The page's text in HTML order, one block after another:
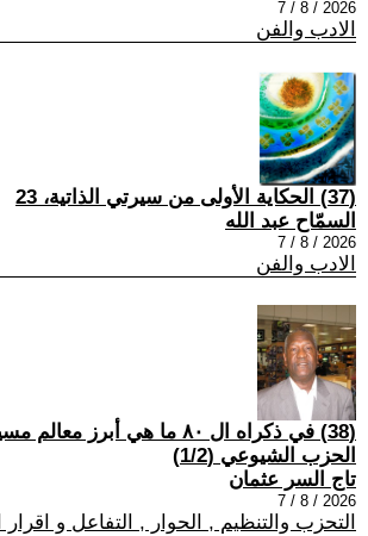
2026 / 8 / 7
الادب والفن
(37) الحكاية الأولى من سيرتي الذاتية، 23
السمّاح عبد الله
2026 / 8 / 7
الادب والفن
(38) في ذكراه ال ٨٠ ما هي أبرز معالم
الحزب الشيوعي (1/2)
تاج السر عثمان
2026 / 8 / 7
التحزب والتنظيم , الحوار , التفاعل و